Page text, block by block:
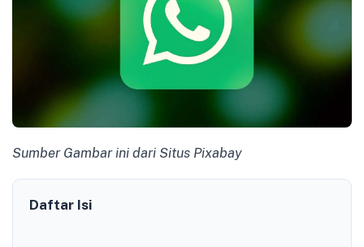
Sumber Gambar ini dari Situs Pixabay
Daftar Isi